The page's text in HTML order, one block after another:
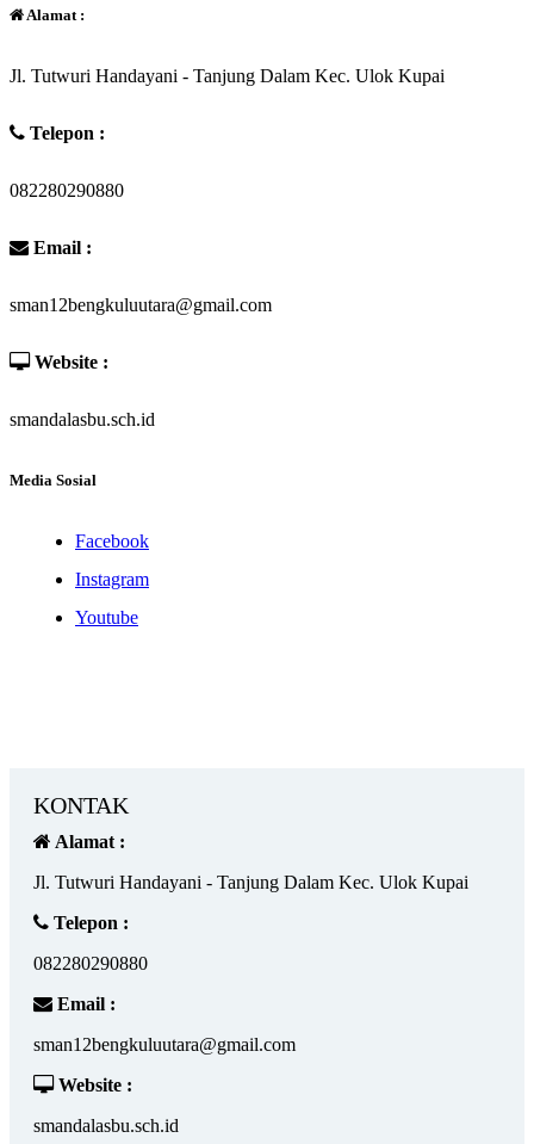
Alamat :
Jl. Tutwuri Handayani - Tanjung Dalam Kec. Ulok Kupai
Telepon :
082280290880
Email :
sman12bengkuluutara@gmail.com
Website :
smandalasbu.sch.id
Media Sosial
Facebook
Instagram
Youtube
KONTAK
Alamat :
Jl. Tutwuri Handayani - Tanjung Dalam Kec. Ulok Kupai
Telepon :
082280290880
Email :
sman12bengkuluutara@gmail.com
Website :
smandalasbu.sch.id